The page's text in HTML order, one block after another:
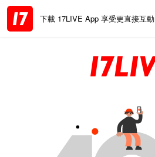
下載 17LIVE App 享受更直接互動